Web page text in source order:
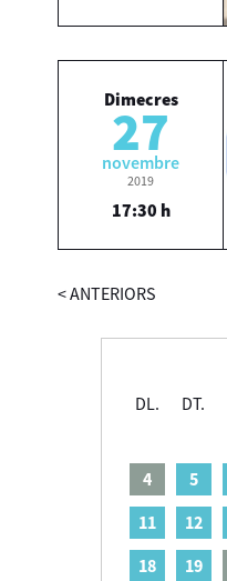
Dimecres
27
novembre
2019
17:30 h
<ANTERIORS
DL.
DT.
4
5
11
12
18
19